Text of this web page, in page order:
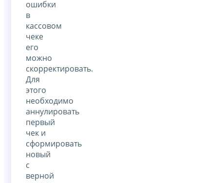
ошибки
в
кассовом
чеке
его
можно
скорректировать.
Для
этого
необходимо
аннулировать
первый
чек и
сформировать
новый
с
верной